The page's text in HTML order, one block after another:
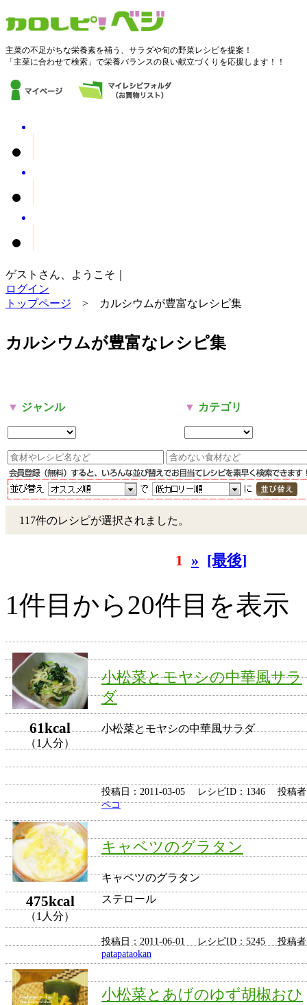
主菜の不足がちな栄養素を補う、サラダや旬の野菜レシピを提案！
「主菜に合わせて検索」で栄養バランスの良い献立づくりを応援します！！
ゲストさん、ようこそ｜
ログイン
トップページ > カルシウムが豊富なレシピ集
カルシウムが豊富なレシピ集
▼ ジャンル ▼ カテゴリ
117件のレシピが選択されました。
1 » [最後]
1件目から20件目を表示
61kcal
（1人分）
小松菜とモヤシの中華風サラ
ダ
小松菜とモヤシの中華風サラダ
投稿日：2011-03-05 レシピID：1346 投稿
ペコ
475kcal
（1人分）
キャベツのグラタン
キャベツのグラタン
ステロール
投稿日：2011-06-01 レシピID：5245 投稿
patapataokan
小松菜とあげのゆず胡椒おひ